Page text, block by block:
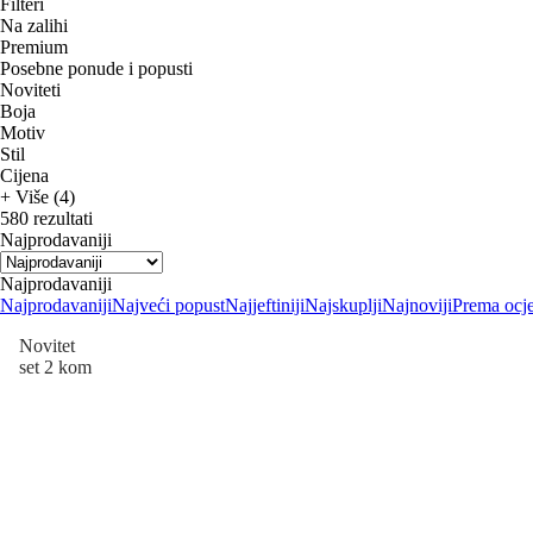
Filteri
Na zalihi
Premium
Posebne ponude i popusti
Noviteti
Boja
Motiv
Stil
Cijena
+ Više (4)
580 rezultati
Najprodavaniji
Najprodavaniji
NajprodavanijiNajveći popustNajjeftinijiNajskupljiNajnovijiPrema
Novitet
set 2 kom